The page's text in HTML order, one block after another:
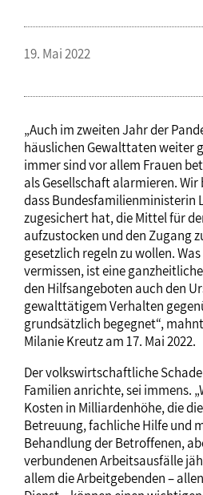
19. Mai 2022
„Auch im zweiten Jahr der
häuslichen Gewalttaten weiter
immer sind vor allem Frauen
als Gesellschaft alarmieren.
dass Bundesfamilienministerin
zugesichert hat, die Mittel für
aufzustocken und den Zugang
gesetzlich regeln zu wollen.
vermissen, ist eine
den Hilfsangeboten auch den
gewalttätigem Verhalten
grundsätzlich begegnet“,
Milanie Kreutz am 17. Mai 2022.
Der volkswirtschaftliche
Familien anrichte, sei immens.
Kosten in Milliardenhöhe, die
Betreuung, fachliche Hilfe und
Behandlung der Betroffenen,
verbundenen Arbeitsausfälle
allem die Arbeitgebenden –